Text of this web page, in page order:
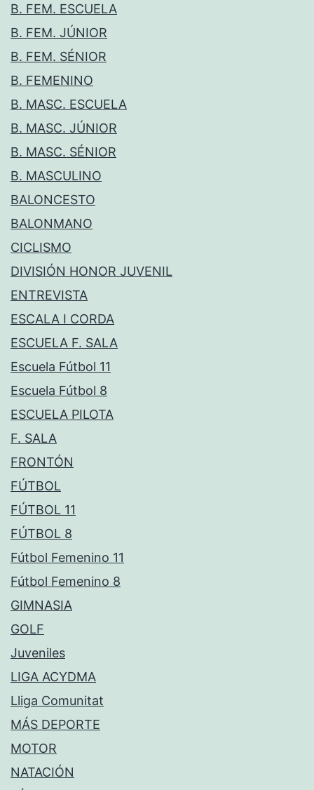
B. FEM. ESCUELA
B. FEM. JÚNIOR
B. FEM. SÉNIOR
B. FEMENINO
B. MASC. ESCUELA
B. MASC. JÚNIOR
B. MASC. SÉNIOR
B. MASCULINO
BALONCESTO
BALONMANO
CICLISMO
DIVISIÓN HONOR JUVENIL
ENTREVISTA
ESCALA I CORDA
ESCUELA F. SALA
Escuela Fútbol 11
Escuela Fútbol 8
ESCUELA PILOTA
F. SALA
FRONTÓN
FÚTBOL
FÚTBOL 11
FÚTBOL 8
Fútbol Femenino 11
Fútbol Femenino 8
GIMNASIA
GOLF
Juveniles
LIGA ACYDMA
Lliga Comunitat
MÁS DEPORTE
MOTOR
NATACIÓN